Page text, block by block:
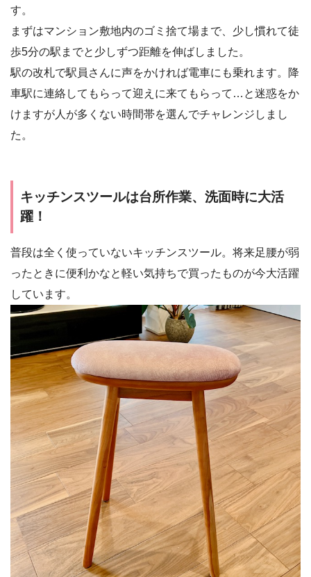
す。
まずはマンション敷地内のゴミ捨て場まで、少し慣れて徒
歩5分の駅までと少しずつ距離を伸ばしました。
駅の改札で駅員さんに声をかければ電車にも乗れます。降
車駅に連絡してもらって迎えに来てもらって…と迷惑をか
けますが人が多くない時間帯を選んでチャレンジしまし
た。
キッチンスツールは台所作業、洗面時に大活
躍！
普段は全く使っていないキッチンスツール。将来足腰が弱
ったときに便利かなと軽い気持ちで買ったものが今大活躍
しています。